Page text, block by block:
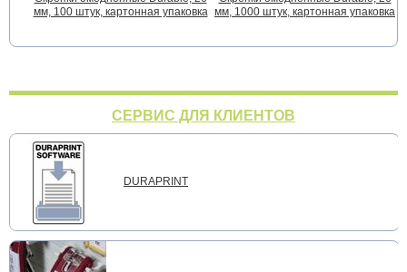
мм, 100 штук, картонная упаковка мм, 1000 штук, картонная упаковка
СЕРВИС ДЛЯ КЛИЕНТОВ
DURAPRINT